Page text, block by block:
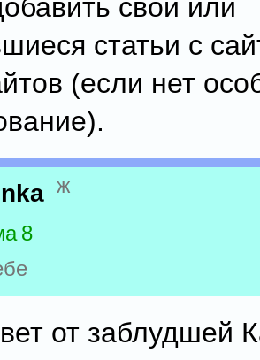
свои или
статьи с
(если нет
ж
8
от заблудшей